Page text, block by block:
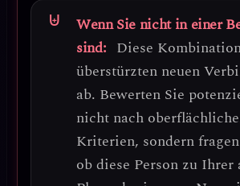
Wenn Sie nicht in einer
sind: Diese
überstürzten neuen
ab. Bewerten Sie
nicht nach
Kriterien, sondern
ob diese Person zu Ihrer